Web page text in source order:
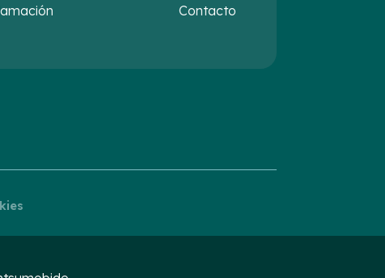
Contacto